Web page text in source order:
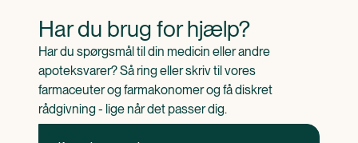
Har du brug for hjælp?
Har du spørgsmål til din medicin eller andre
apoteksvarer? Så ring eller skriv til vores
farmaceuter og farmakonomer og få diskret
rådgivning - lige når det passer dig.